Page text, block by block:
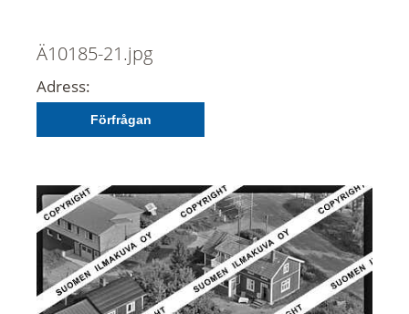
Ä10185-21.jpg
Adress:
Förfrågan